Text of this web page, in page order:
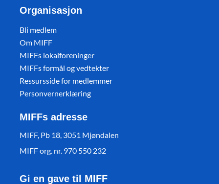
Organisasjon
Bli medlem
Om MIFF
MIFFs lokalforeninger
MIFFs formål og vedtekter
Ressursside for medlemmer
Personvernerklæring
MIFFs adresse
MIFF, Pb 18, 3051 Mjøndalen
MIFF org. nr. 970 550 232
Gi en gave til MIFF